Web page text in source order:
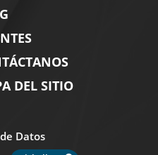
DEL SITIO
Datos